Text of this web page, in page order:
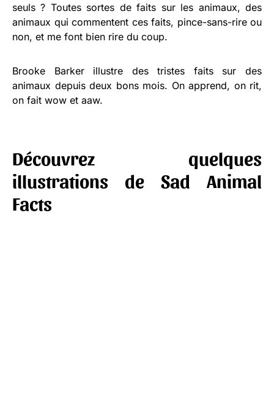
seuls ? Toutes sortes de faits sur les animaux, des
animaux qui commentent ces faits, pince-sans-rire ou
non, et me font bien rire du coup.
Brooke Barker illustre des tristes faits sur des
animaux depuis deux bons mois. On apprend, on rit,
on fait wow et aaw.
Découvrez quelques
illustrations de Sad Animal
Facts